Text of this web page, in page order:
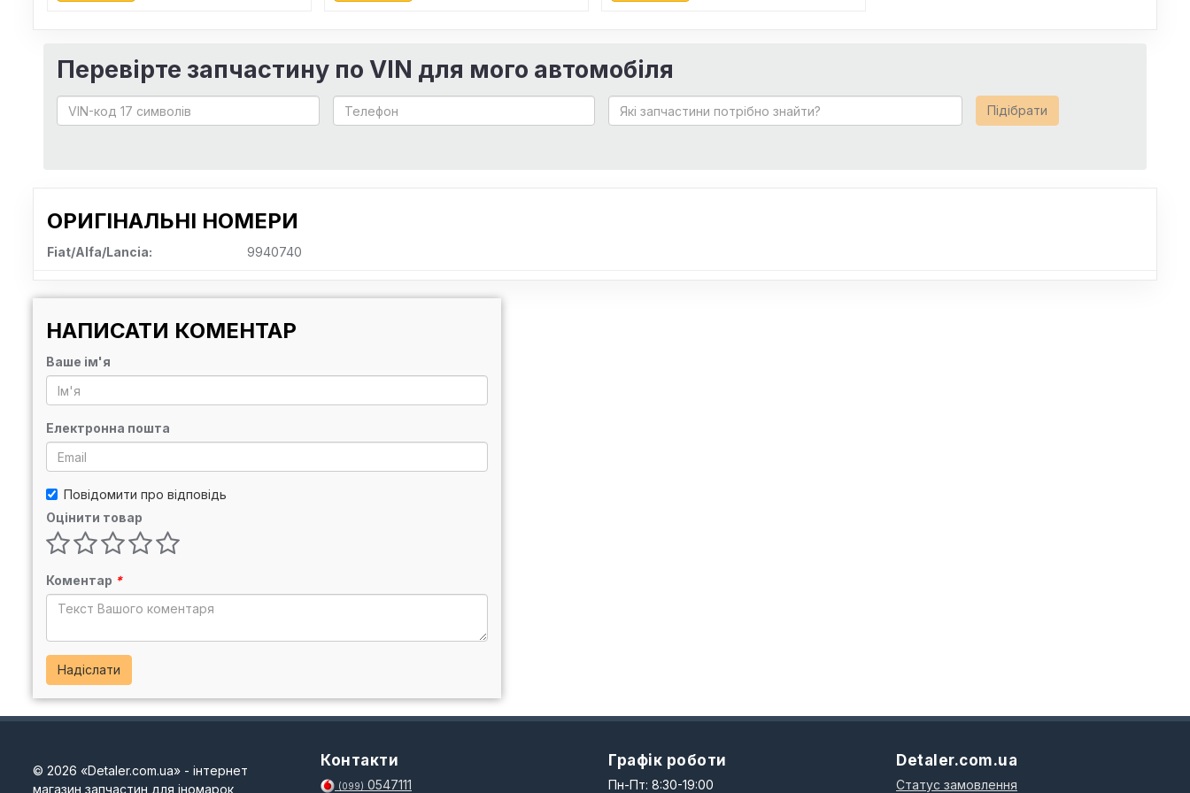
Перевірте запчастину по VIN для мого автомобіля
Підібрати
ОРИГІНАЛЬНІ НОМЕРИ
Fiat/Alfa/Lancia: 9940740
НАПИСАТИ КОМЕНТАР
Ваше ім'я
Електронна пошта
Повідомити про відповідь
Оцінити товар
Коментар *
Надіслати
© 2026 «Detaler.com.ua» - інтернет
магазин запчастин для іномарок
Контакти
(099) 0547111
Графік роботи
Пн-Пт: 8:30-19:00
Detaler.com.ua
Статус замовлення